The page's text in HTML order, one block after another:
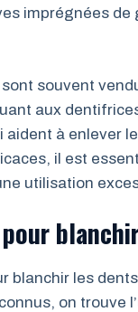
imprégnées
souvent
aux
à enlever
il est
utilisation
blanchir les
on trouve